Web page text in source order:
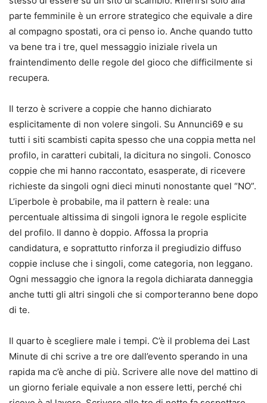
parte femminile è un errore strategico che equivale a dire
al compagno spostati, ora ci penso io. Anche quando tutto
va bene tra i tre, quel messaggio iniziale rivela un
fraintendimento delle regole del gioco che difficilmente si
recupera.
Il terzo è scrivere a coppie che hanno dichiarato
esplicitamente di non volere singoli. Su Annunci69 e su
tutti i siti scambisti capita spesso che una coppia metta nel
profilo, in caratteri cubitali, la dicitura no singoli. Conosco
coppie che mi hanno raccontato, esasperate, di ricevere
richieste da singoli ogni dieci minuti nonostante quel “NO”.
L’iperbole è probabile, ma il pattern è reale: una
percentuale altissima di singoli ignora le regole esplicite
del profilo. Il danno è doppio. Affossa la propria
candidatura, e soprattutto rinforza il pregiudizio diffuso
coppie incluse che i singoli, come categoria, non leggano.
Ogni messaggio che ignora la regola dichiarata danneggia
anche tutti gli altri singoli che si comporteranno bene dopo
di te.
Il quarto è scegliere male i tempi. C’è il problema dei Last
Minute di chi scrive a tre ore dall’evento sperando in una
rapida ma c’è anche di più. Scrivere alle nove del mattino di
un giorno feriale equivale a non essere letti, perché chi